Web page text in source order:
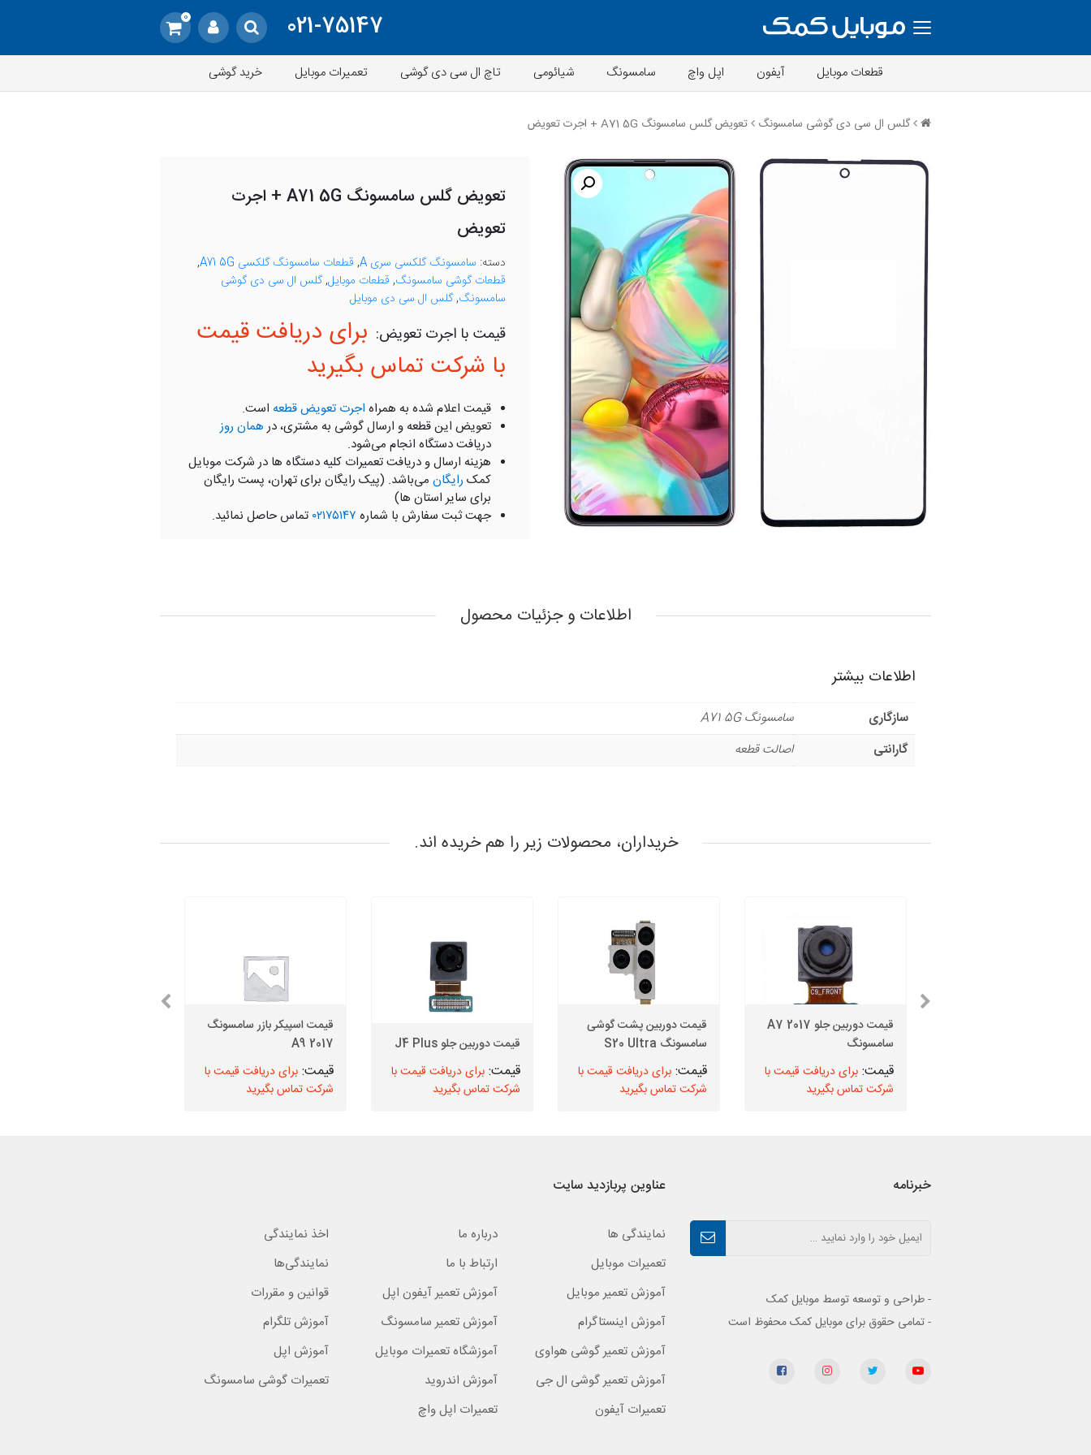
021-75147
0
قطعات موبایل آیفون اپل واچ سامسونگ شیائومی تاچ ال سی دی گوشی تعمیرات موبایل خرید گوشی
گلس ال سی دی گوشی سامسونگ تعویض گلس سامسونگ A71 5G + اجرت تعویض
تعویض گلس سامسونگ A71 5G + اجرت
تعویض
دسته: سامسونگ گلکسی سری A , قطعات سامسونگ گلکسی A71 5G
,
قطعات گوشی سامسونگ, قطعات موبایل,گلس ال سی دی گوشی
سامسونگ,گلس ال سی دی موبایل
برای دریافت قیمت
با شرکت تماس بگیرید
قیمت اعلام شده به همراه اجرت تعویض قطعه است.
تعویض این قطعه و ارسال گوشی به مشتری، درهمان روز
دریافت دستگاه انجام می‌شود.
هزینه ارسال و دریافت تعمیرات کلیه دستگاه ها در شرکت موبایل
کمک رایگان می‌باشد. (پیک رایگان برای تهران، پست رایگان
برای سایر استان ها)
جهت ثبت سفارش با شماره ۰۲۱۷۵۱۴۷ تماس حاصل نمائید.
اطلاعات و جزئیات محصول
اطلاعات بیشتر
سازگاری
سامسونگ A71 5G
گارانتی
اصالت قطعه
خریداران، محصولات زیر را هم خریده اند.
قیمت دوربین جلو A7 2017
سامسونگ
برای دریافت قیمت با
شرکت تماس بگیرید
قیمت دوربین پشت گوشی
سامسونگ S20 Ultra
برای دریافت قیمت با
شرکت تماس بگیرید
قیمت دوربین جلو J4 Plus
برای دریافت قیمت با
شرکت تماس بگیرید
قیمت اسپیکر بازر سامسونگ
A9 2017
برای دریافت قیمت با
شرکت تماس بگیرید
خبرنامه
- طراحی و توسعه توسط موبایل کمک
- تمامی حقوق برای موبایل کمک محفوظ است
عناوین پربازدید سایت
نمایندگی ها درباره ما
اخذ نمایندگی
تعمیرات موبایل
ارتباط با ما
نمایندگی‌ها
آموزش تعمیر موبایل
آموزش تعمیر آیفون اپل
قوانین و مقررات
آموزش اینستاگرام
آموزش تعمیر سامسونگ
آموزش تلگرام
آموزش تعمیر گوشی هواوی
آموزشگاه تعمیرات موبایل
آموزش اپل
آموزش تعمیر گوشی ال جی
آموزش اندروید
تعمیرات گوشی سامسونگ
تعمیرات آیفون
تعمیرات اپل واچ